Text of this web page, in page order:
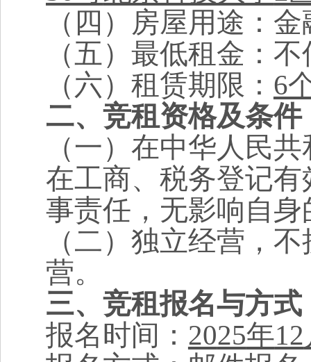
（四）房屋用途： 金
（五）最低租金：
（六）租赁期限： 6
二、竞租资格及条件
（一）在中华人民
在工商、税务登记
事责任，无影响自
（二）独立经营，
营。
三、竞租报名与方式
报名时间： 2025年12